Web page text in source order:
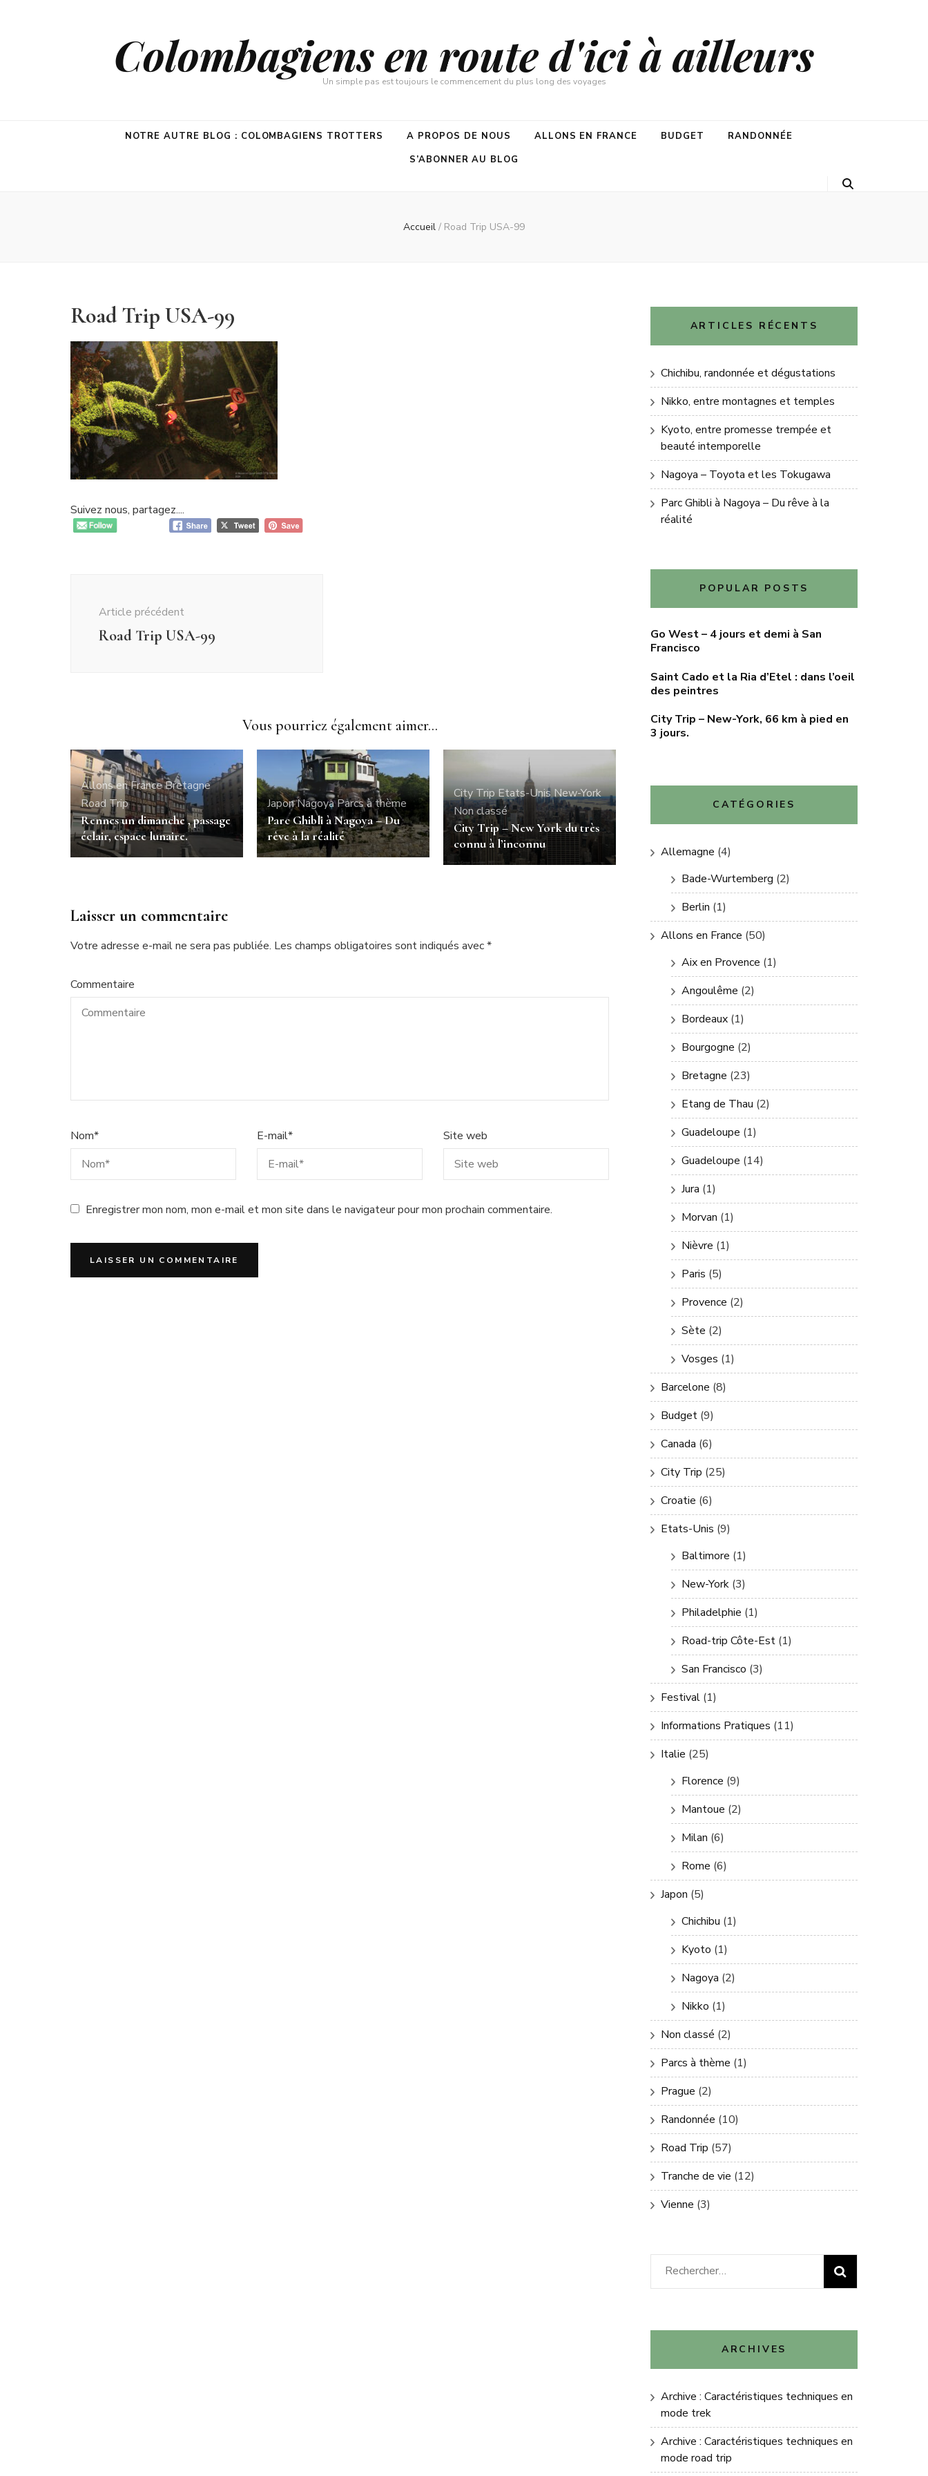
Colombagiens en route d'ici à ailleurs
Un simple pas est toujours le commencement du plus long des voyages
NOTRE AUTRE BLOG : COLOMBAGIENS TROTTERS A PROPOS DE NOUS ALLONS EN FRANCE BUDGET
RANDONNÉE
S’ABONNER AU BLOG
Accueil / Road Trip USA-99
Road Trip USA-99
Suivez nous, partagez....
Article précédent
Road Trip USA-99
Vous pourriez également aimer...
Allons en FranceBretagne
Road Trip
Rennes un dimanche , passage
éclair, espace lunaire.
JaponNagoya Parcs à thème
Parc Ghibli à Nagoya – Du
rêve à la réalité
City TripEtats-UnisNew-York
Non classé
City Trip – New York du très
connu à l’inconnu
Laisser un commentaire
Votre adresse e-mail ne sera pas publiée. Les champs obligatoires sont indiqués avec*
Commentaire
Nom* E-mail* Site web
Enregistrer mon nom, mon e-mail et mon site dans le navigateur pour mon prochain commentaire.
ARTICLES RÉCENTS
Chichibu, randonnée et dégustations
Nikko, entre montagnes et temples
Kyoto, entre promesse trempée et
beauté intemporelle
Nagoya – Toyota et les Tokugawa
Parc Ghibli à Nagoya – Du rêve à la
réalité
POPULAR POSTS
Go West – 4 jours et demi à San
Francisco
Saint Cado et la Ria d’Etel : dans l’oeil
des peintres
City Trip – New-York, 66 km à pied en
3 jours.
CATÉGORIES
Allemagne (4)
Bade-Wurtemberg (2)
Berlin (1)
Allons en France (50)
Aix en Provence (1)
Angoulême (2)
Bordeaux (1)
Bourgogne (2)
Bretagne (23)
Etang de Thau (2)
Guadeloupe (1)
Guadeloupe (14)
Jura (1)
Morvan (1)
Nièvre (1)
Paris (5)
Provence (2)
Sète (2)
Vosges (1)
Barcelone (8)
Budget (9)
Canada (6)
City Trip (25)
Croatie (6)
Etats-Unis (9)
Baltimore (1)
New-York (3)
Philadelphie (1)
Road-trip Côte-Est (1)
San Francisco (3)
Festival (1)
Informations Pratiques (11)
Italie (25)
Florence (9)
Mantoue (2)
Milan (6)
Rome (6)
Japon (5)
Chichibu (1)
Kyoto (1)
Nagoya (2)
Nikko (1)
Non classé (2)
Parcs à thème (1)
Prague (2)
Randonnée (10)
Road Trip (57)
Tranche de vie (12)
Vienne (3)
Rechercher :
ARCHIVES
Archive : Caractéristiques techniques en
mode trek
Archive : Caractéristiques techniques en
mode road trip